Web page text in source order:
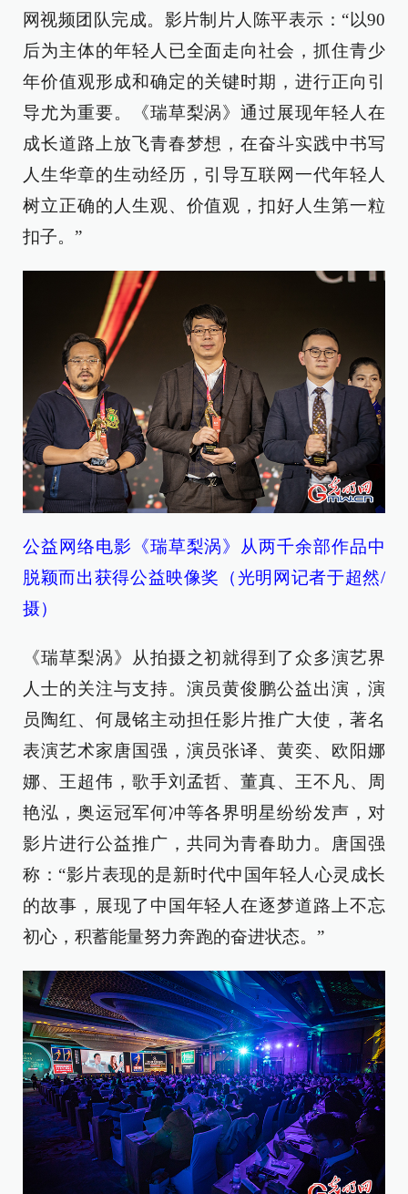
网视频团队完成。影片制片人陈平表示：“以90
后为主体的年轻人已全面走向社会，抓住青少
年价值观形成和确定的关键时期，进行正向引
导尤为重要。《瑞草梨涡》通过展现年轻人在
成长道路上放飞青春梦想，在奋斗实践中书写
人生华章的生动经历，引导互联网一代年轻人
树立正确的人生观、价值观，扣好人生第一粒
扣子。”
公益网络电影《瑞草梨涡》从两千余部作品中
脱颖而出获得公益映像奖
（光明网记者于超然/
摄）
《瑞草梨涡》从拍摄之初就得到了众多演艺界
人士的关注与支持。演员黄俊鹏公益出演，演
员陶红、何晟铭主动担任影片推广大使，著名
表演艺术家唐国强，演员张译、黄奕、欧阳娜
娜、王超伟，歌手刘孟哲、董真、王不凡、周
艳泓，奥运冠军何冲等各界明星纷纷发声，对
影片进行公益推广，共同为青春助力。唐国强
称：“影片表现的是新时代中国年轻人心灵成长
的故事，展现了中国年轻人在逐梦道路上不忘
初心，积蓄能量努力奔跑的奋进状态。”